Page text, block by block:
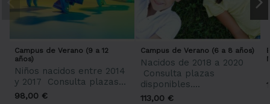
Campus de Verano (9 a 12
años)
Niños nacidos entre 2014
y 2017 Consulta plazas...
98,00 €
Campus de Verano (6 a 8 años)
Nacidos de 2018 a 2020
Consulta plazas
disponibles....
113,00 €